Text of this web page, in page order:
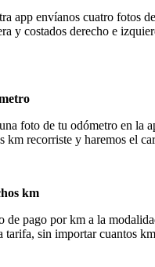
app envíanos cuatro fotos
y costados derecho e
foto de tu odómetro en la
km recorriste y haremos el
km
de pago por km a la
tarifa, sin importar cuantos